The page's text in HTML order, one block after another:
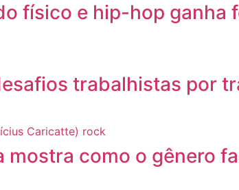
físico e hip-hop ganha
trabalhistas por
mostra como o gênero